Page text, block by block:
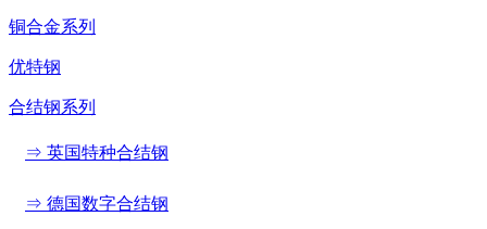
铜合金系列
优特钢
合结钢系列
⇒ 英国特种合结钢
⇒ 德国数字合结钢